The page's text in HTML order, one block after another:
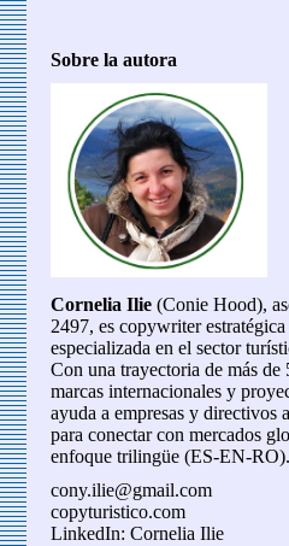
Sobre la autora
Cornelia Ilie (Conie Hood),
2497, es copywriter
especializada en el sector
Con una trayectoria de más de
marcas internacionales y
ayuda a empresas y directivos
para conectar con mercados
enfoque trilingüe (ES-EN-RO).
cony.ilie@gmail.com
copyturistico.com
LinkedIn: Cornelia Ilie